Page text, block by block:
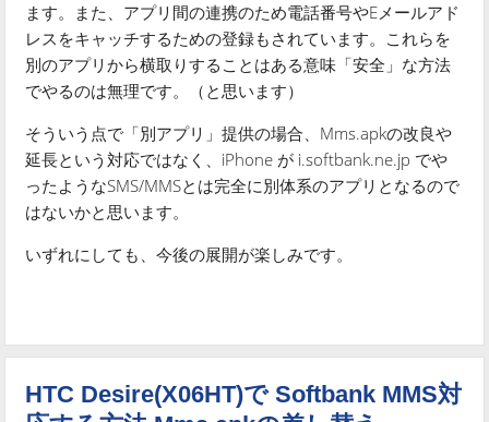
ます。また、アプリ間の連携のため電話番号やEメールアド
レスをキャッチするための登録もされています。これらを
別のアプリから横取りすることはある意味「安全」な方法
でやるのは無理です。（と思います）
そういう点で「別アプリ」提供の場合、Mms.apkの改良や
延長という対応ではなく、iPhone が i.softbank.ne.jp でや
ったようなSMS/MMSとは完全に別体系のアプリとなるので
はないかと思います。
いずれにしても、今後の展開が楽しみです。
HTC Desire(X06HT)で Softbank MMS対